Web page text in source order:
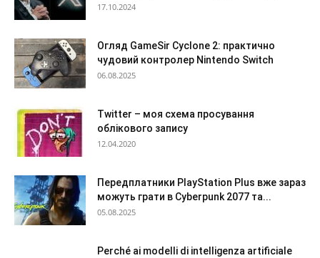
17.10.2024
Огляд GameSir Cyclone 2: практично
чудовий контролер Nintendo Switch
06.08.2025
Twitter – моя схема просування
облікового запису
12.04.2020
Передплатники PlayStation Plus вже зараз
можуть грати в Cyberpunk 2077 та...
05.08.2025
Perché ai modelli di intelligenza artificiale